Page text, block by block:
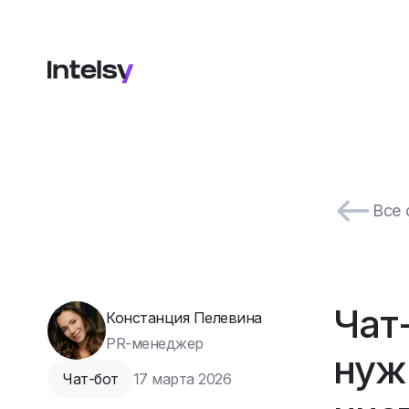
Все
Констанция Пелевина
PR-менеджер
Чат-бот
17 марта 2026